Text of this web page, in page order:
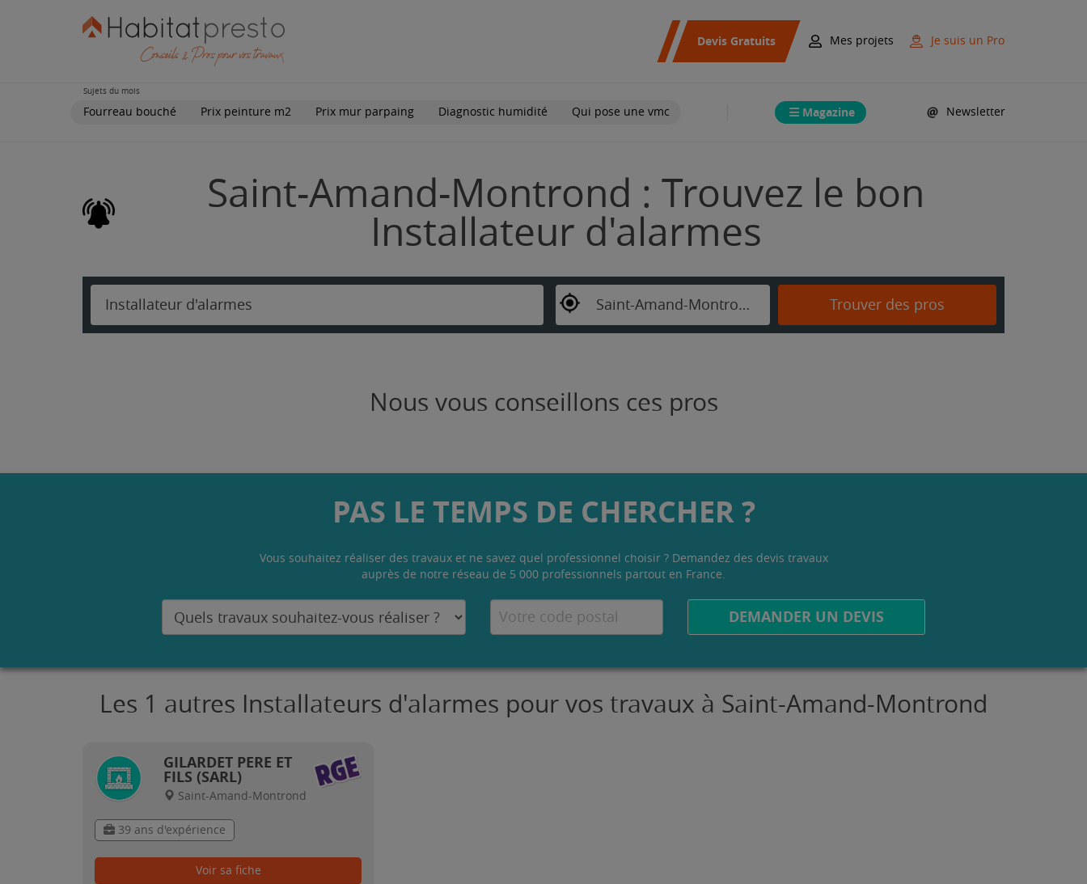
Devis Gratuits Mes projets Je suis un Pro
Sujets du mois
Fourreau bouché Prix peinture m2 Prix mur parpaing Diagnostic humidité Qui pose une vmc Magazine Newsletter
Saint-Amand-Montrond : Trouvez le bon
Installateur d'alarmes
Installateur d'alarmes Saint-Amand-Montrond Trouver des pros
Nous vous conseillons ces pros
PAS LE TEMPS DE CHERCHER ?
Vous souhaitez réaliser des travaux et ne savez quel professionnel choisir ? Demandez des devis travaux
auprès de notre réseau de 5 000 professionnels partout en France.
DEMANDER UN DEVIS
Les 1 autres Installateurs d'alarmes pour vos travaux à Saint-Amand-Montrond
GILARDET PERE ET
FILS (SARL)
Saint-Amand-Montrond
39 ans d'expérience
Voir sa fiche